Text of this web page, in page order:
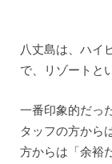
八丈島は、ハイ
で、リゾートと
一番印象的だっ
タッフの方から
方からは「余裕